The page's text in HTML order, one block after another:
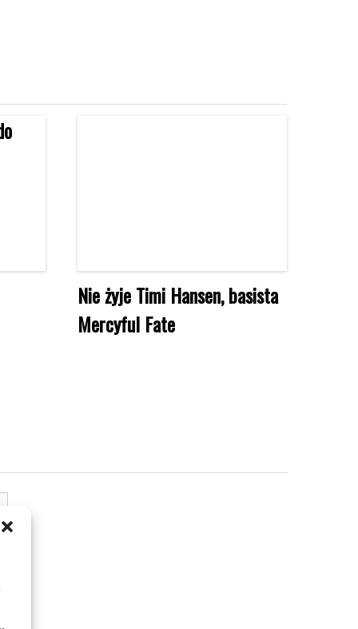
Nie żyje Timi Hansen, basista
Mercyful Fate